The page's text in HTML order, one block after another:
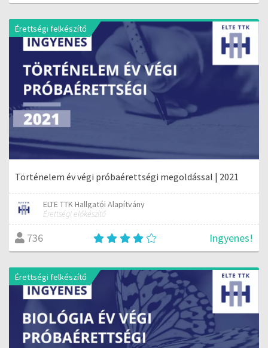
Érettségi felkészítő
Történelem év végi próbaérettségi megoldással | 2021
ELTE TTK Hallgatói Alapítvány
Érettségi előkészítő
736 Ingyenes!
Érettségi felkészítő